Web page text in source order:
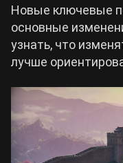
Gothic 1 Remake
Arknights:
Crimson Desert
Zenless Zone
Билды
Билды
Билды Wuthering
Фильмы и
Новые ключевые
основные
узнать, что
лучше